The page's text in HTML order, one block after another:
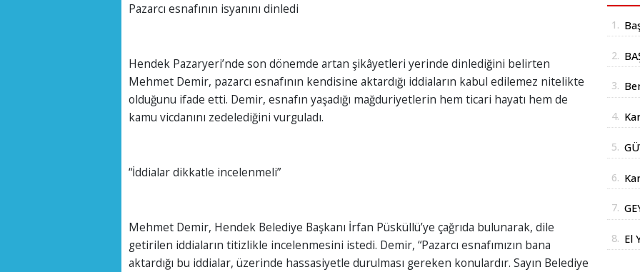
Pazarcı esnafının isyanını dinledi
Hendek Pazaryeri’nde son dönemde artan şikâyetleri yerinde dinlediğini belirten
Mehmet Demir, pazarcı esnafının kendisine aktardığı iddiaların kabul edilemez nitelikte
olduğunu ifade etti. Demir, esnafın yaşadığı mağduriyetlerin hem ticari hayatı hem de
kamu vicdanını zedelediğini vurguladı.
“İddialar dikkatle incelenmeli”
Mehmet Demir, Hendek Belediye Başkanı İrfan Püsküllü’ye çağrıda bulunarak, dile
getirilen iddiaların titizlikle incelenmesini istedi. Demir, “Pazarcı esnafımızın bana
aktardığı bu iddialar, üzerinde hassasiyetle durulması gereken konulardır. Sayın Belediye
1.
2.
3.
4.
5.
6.
7.
8. El